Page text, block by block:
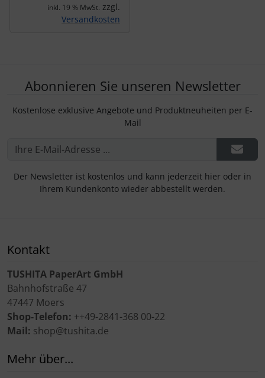
inkl. 19 % MwSt. zzgl.
Versandkosten
Abonnieren Sie unseren Newsletter
Kostenlose exklusive Angebote und Produktneuheiten per E-
Mail
Der Newsletter ist kostenlos und kann jederzeit hier oder in
Ihrem Kundenkonto wieder abbestellt werden.
Kontakt
TUSHITA PaperArt GmbH
Bahnhofstraße 47
47447 Moers
Shop-Telefon: ++49-2841-368 00-22
Mail: shop@tushita.de
Mehr über...